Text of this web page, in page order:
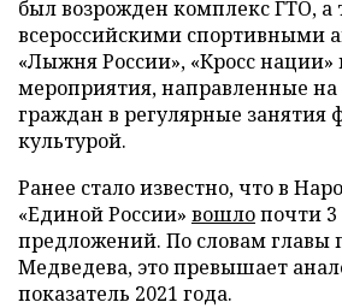
был возрожден комплекс ГТО,
всероссийскими спортивными
«Лыжня России», «Кросс нации»
мероприятия, направленные на
граждан в регулярные занятия
культурой.
Ранее стало известно, что в
«Единой России» вошлопочти
предложений. По словам
Медведева, это превышает
показатель 2021 года.